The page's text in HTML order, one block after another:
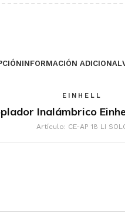
INFORMACIÓN ADICIONAL
EINHELL
Inalámbrico
Artículo: CE-AP 18 LI